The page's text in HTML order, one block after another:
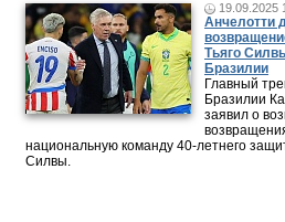
19.09.2025
Анчелотти
Тьяго
Бразилии
Главный
Бразилии
заявил о
национальную команду 40-летнего
Силвы.